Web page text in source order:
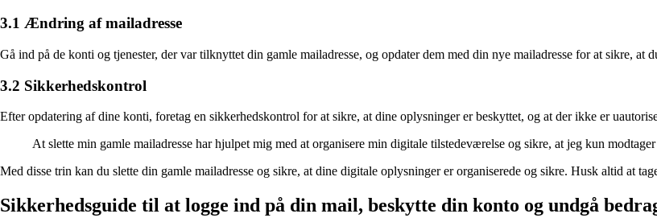
3.1 Ændring af mailadresse
Gå ind på de konti og tjenester, der var tilknyttet din gamle mailadresse, og opdater dem med din nye mailadresse for at sikre, at
3.2 Sikkerhedskontrol
Efter opdatering af dine konti, foretag en sikkerhedskontrol for at sikre, at dine oplysninger er beskyttet, og at der ikke er
At slette min gamle mailadresse har hjulpet mig med at organisere min digitale tilstedeværelse og sikre, at jeg kun
Med disse trin kan du slette din gamle mailadresse og sikre, at dine digitale oplysninger er organiserede og sikre. Husk altid at
Sikkerhedsguide til at logge ind på din mail, beskytte din konto og undgå